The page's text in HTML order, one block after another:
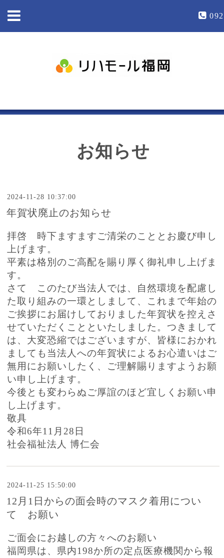
お知らせ
2024-11-28 10:37:00
年賀状廃止のお知らせ
拝啓 時下ますますご清栄のこととお慶び申し
上げます。
平素は格別のご高配を賜り厚く御礼申し上げま
す。
さて このたび当法人では、自然環境を配慮し
た取り組みの一環としまして、これまで年始の
ご挨拶にお届けしておりました年賀状を控えさ
せていただくことといたしました。つきまして
は、大変恐縮ではございますが、皆様におかれ
ましても当法人への年賀状によるお心遣いはご
無用にお願いしたく、ご理解賜りますようお願
い申し上げます。
今後とも変わらぬご厚誼のほど宜しくお願い申
し上げます。
敬具
令和6年11月28日
社会福祉法人 博仁会
2024-11-25 15:50:00
12月1日からの面会時のマスク着用につい
て お願い
ご面会にお越しの方々へのお願い
福岡県は、県内198か所の定点医療機関から報